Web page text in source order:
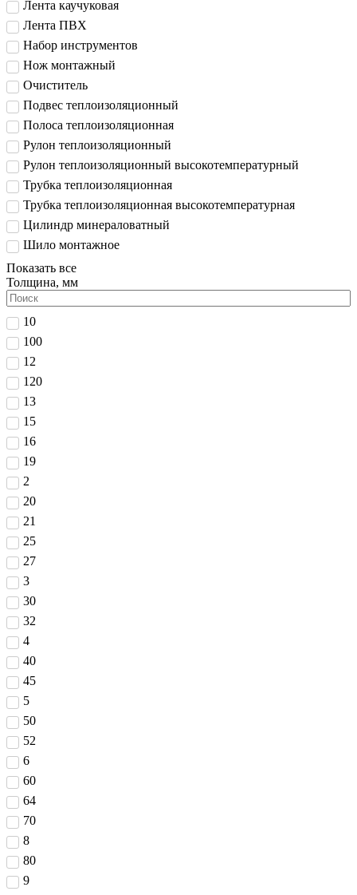
Лента каучуковая
Лента ПВХ
Набор инструментов
Нож монтажный
Очиститель
Подвес теплоизоляционный
Полоса теплоизоляционная
Рулон теплоизоляционный
Рулон теплоизоляционный высокотемпературный
Трубка теплоизоляционная
Трубка теплоизоляционная высокотемпературная
Цилиндр минераловатный
Шило монтажное
Показать все
Толщина, мм
10
100
12
120
13
15
16
19
2
20
21
25
27
3
30
32
4
40
45
5
50
52
6
60
64
70
8
80
9